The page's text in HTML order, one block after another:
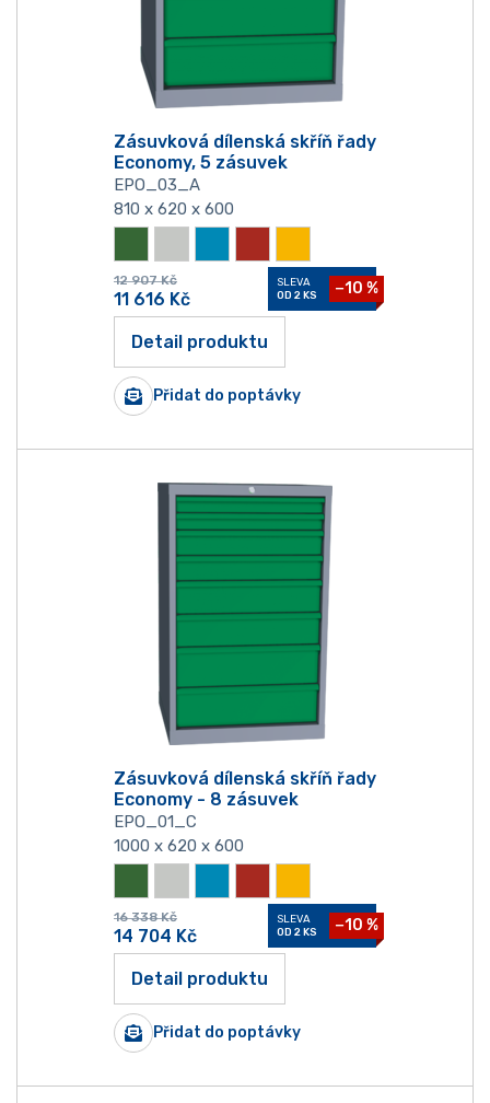
Zásuvková dílenská skříň řady
Economy, 5 zásuvek
EPO_03_A
810 x 620 x 600
12 907 Kč
11 616 Kč
SLEVA
OD 2 KS
−10 %
Detail produktu
Přidat do poptávky
Zásuvková dílenská skříň řady
Economy - 8 zásuvek
EPO_01_C
1000 x 620 x 600
16 338 Kč
14 704 Kč
SLEVA
OD 2 KS
−10 %
Detail produktu
Přidat do poptávky